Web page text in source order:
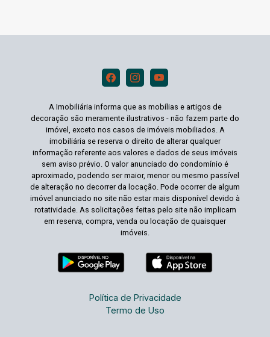
A Imobiliária informa que as mobílias e artigos de
decoração são meramente ilustrativos - não fazem parte do
imóvel, exceto nos casos de imóveis mobiliados. A
imobiliária se reserva o direito de alterar qualquer
informação referente aos valores e dados de seus imóveis
sem aviso prévio. O valor anunciado do condomínio é
aproximado, podendo ser maior, menor ou mesmo passível
de alteração no decorrer da locação. Pode ocorrer de algum
imóvel anunciado no site não estar mais disponível devido à
rotatividade. As solicitações feitas pelo site não implicam
em reserva, compra, venda ou locação de quaisquer
imóveis.
Política de Privacidade
Termo de Uso